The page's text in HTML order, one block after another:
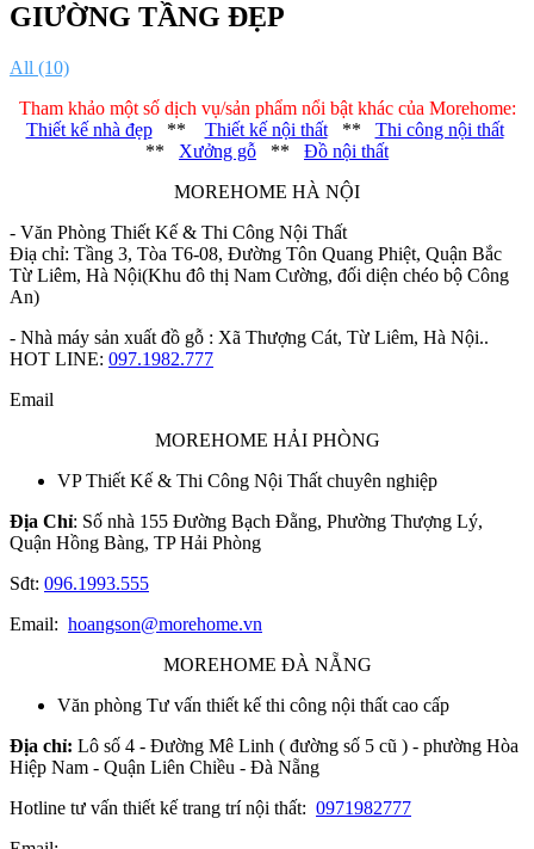
GIƯỜNG TẦNG ĐẸP
All (10)
Tham khảo một số dịch vụ/sản phẩm nổi bật khác của Morehome:
Thiết kế nhà đẹp** Thiết kế nội thất** Thi công nội thất
** Xưởng gỗ ** Đồ nội thất
MOREHOME HÀ NỘI
- Văn Phòng Thiết Kế & Thi Công Nội Thất
Điạ chỉ: Tầng 3, Tòa T6-08, Đường Tôn Quang Phiệt, Quận Bắc
Từ Liêm, Hà Nội(Khu đô thị Nam Cường, đối diện chéo bộ Công
An)
- Nhà máy sản xuất đồ gỗ : Xã Thượng Cát, Từ Liêm, Hà Nội..
HOT LINE: 097.1982.777
Email
MOREHOME HẢI PHÒNG
VP Thiết Kế & Thi Công Nội Thất chuyên nghiệp
Địa Chỉ: Số nhà 155 Đường Bạch Đằng, Phường Thượng Lý,
Quận Hồng Bàng, TP Hải Phòng
Sđt: 096.1993.555
Email: hoangson@morehome.vn
MOREHOME ĐÀ NẴNG
Văn phòng Tư vấn thiết kế thi công nội thất cao cấp
Địa chỉ: Lô số 4 - Đường Mê Linh ( đường số 5 cũ ) - phường Hòa
Hiệp Nam - Quận Liên Chiều - Đà Nẵng
Hotline tư vấn thiết kế trang trí nội thất: 0971982777